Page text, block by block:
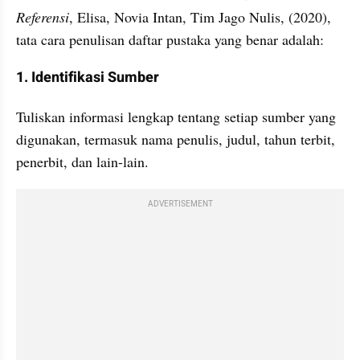
Referensi, Elisa, Novia Intan, Tim Jago Nulis, (2020),
tata cara penulisan daftar pustaka yang benar adalah:
1. Identifikasi Sumber
Tuliskan informasi lengkap tentang setiap sumber yang
digunakan, termasuk nama penulis, judul, tahun terbit,
penerbit, dan lain-lain.
ADVERTISEMENT